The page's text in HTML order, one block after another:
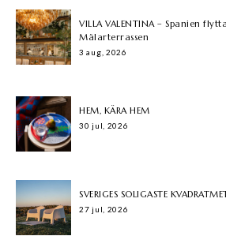
VILLA VALENTINA – Spanien
Mälarterrassen
3 aug, 2026
HEM, KÄRA HEM
30 jul, 2026
SVERIGES SOLIGASTE
27 jul, 2026